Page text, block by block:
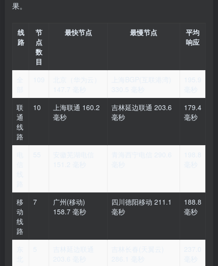
果。
线
路
节
点
数
目
最快节点 最慢节点
平均
响应
联
通
线
路
10
上海联通 160.2
毫秒
吉林延边联通 203.6
毫秒
179.4
毫秒
移
动
线
路
7
广州(移动)
158.7 毫秒
四川德阳移动 211.1
毫秒
188.8
毫秒